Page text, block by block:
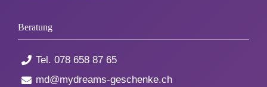
Pensionierung
Zum Abschied
Beratung
Tel. 078 658 87 65
md@mydreams-geschenke.ch